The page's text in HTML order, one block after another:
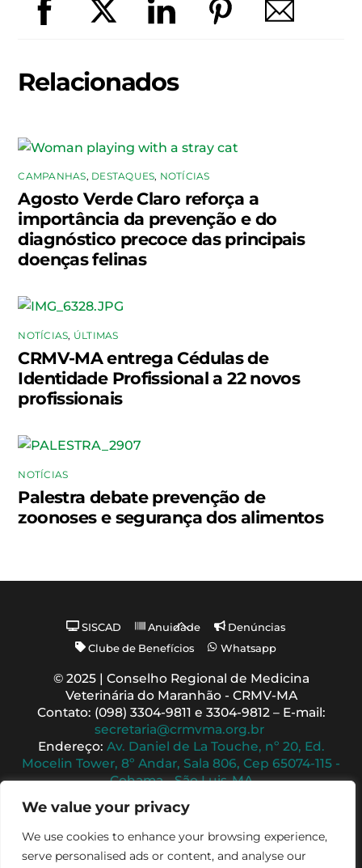
We value your privacy
We use cookies to enhance your browsing experience,
serve personalised ads or content, and analyse our
Relacionados
CAMPANHAS, DESTAQUES, NOTÍCIAS
Agosto Verde Claro reforça a
importância da prevenção e do
diagnóstico precoce das principais
doenças felinas
NOTÍCIAS, ÚLTIMAS
CRMV-MA entrega Cédulas de
Identidade Profissional a 22 novos
profissionais
NOTÍCIAS
Palestra debate prevenção de
zoonoses e segurança dos alimentos
Back
To
SISCAD Anuidade
Denúncias
Clube de Benefícios
Whatsapp
© 2025 | Conselho Regional de Medicina
Veterinária do Maranhão - CRMV-MA
Contato: (098) 3304-9811 e 3304-9812 – E-mail:
secretaria@crmvma.org.br
Endereço: Av. Daniel de La Touche, nº 20, Ed.
Mocelin Tower, 8º Andar, Sala 806, Cep 65074-115 -
Cohama - São Luis-MA
Horário de Funcionamento: 8h às 14h (Segunda a
Sexta)